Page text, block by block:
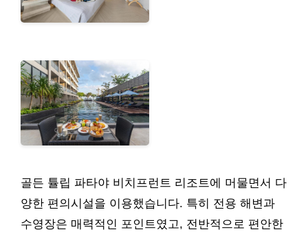
골든 튤립 파타야 비치프런트 리조트에 머물면서 다
양한 편의시설을 이용했습니다. 특히 전용 해변과
수영장은 매력적인 포인트였고, 전반적으로 편안한